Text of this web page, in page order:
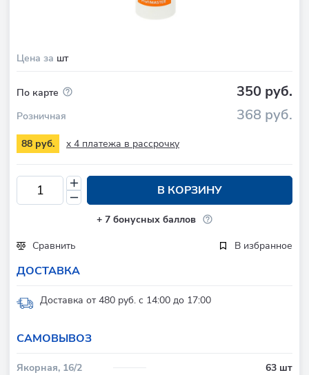
Цена за шт
По карте 350 руб.
Розничная 368 руб.
88 руб. x 4 платежа в рассрочку
В КОРЗИНУ
+ 7бонусных баллов
Сравнить
В избранное
ДОСТАВКА
Доставка от 480 руб. с 14:00 до 17:00
CАМОВЫВОЗ
Якорная, 16/2
63 шт